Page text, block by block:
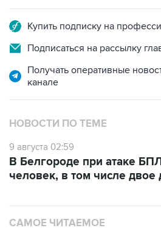
Купить подписку на
Подписаться на рассылку
Получать оперативные
канале
НОВОСТИ ПО ТЕМЕ
9 августа 02:59
В Белгороде при атаке
человек, в том числе двое
САМОЕ ЧИТАЕМОЕ